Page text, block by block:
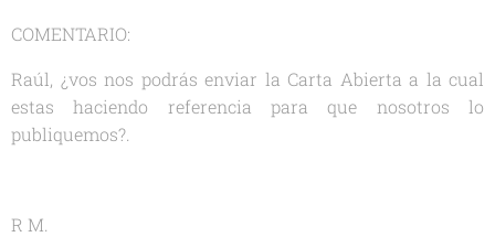
COMENTARIO:
Raúl, ¿vos nos podrás enviar la Carta Abierta a la cual
estas haciendo referencia para que nosotros lo
publiquemos?.
R M.